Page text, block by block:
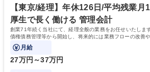
事と私生活を両立できる文化が根付いています。 学歴・資格 学歴：大学
院 大学 高専 短大 専修学校 高校 語学力： 資格：
車
【東京/経理】年休126日/平均残業月
厚生で長く働ける 管理会計
創業71年続く当社にて、経理全般の業務をお任せいたしま
債権債務管理等から開始し、将来的には業務フローの改善
統括管理等にも関わっていただきます。
月給
27万円～37万円